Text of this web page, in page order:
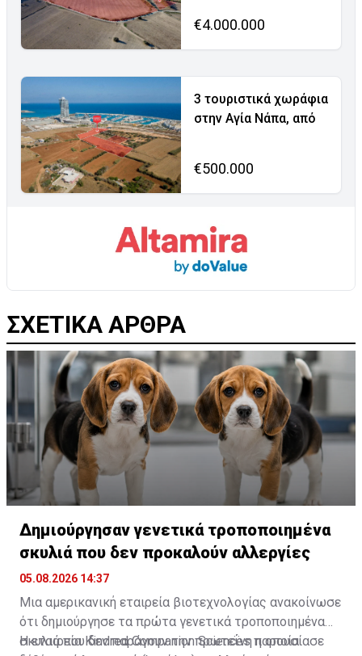
€4.000.000
3 τουριστικά χωράφια
στην Αγία Νάπα, από
€500.000
ΣΧΕΤΙΚΑ ΑΡΘΡΑ
Δημιούργησαν γενετικά τροποποιημένα
σκυλιά που δεν προκαλούν αλλεργίες
05.08.2026 14:37
Μια αμερικανική εταιρεία βιοτεχνολογίας ανακοίνωσε
ότι δημιούργησε τα πρώτα γενετικά τροποποιημένα
σκυλιά που δεν παράγουν την πρωτεΐνη η οποία
Η εταιρεία Kindred Companion Sciences παρουσίασε